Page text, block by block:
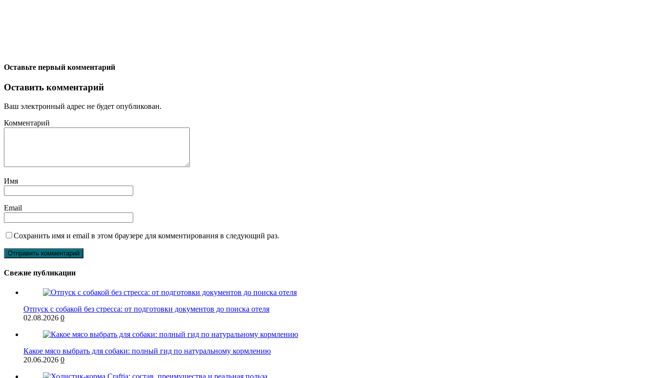
Оставьте первый комментарий
Оставить комментарий
Ваш электронный адрес не будет опубликован.
Комментарий
Имя
Email
Сохранить имя и email в этом браузере для комментирования в следующий раз.
Свежие публикации
Отпуск с собакой без стресса: от подготовки документов до поиска отеля
02.08.2026 0
Какое мясо выбрать для собаки: полный гид по натуральному кормлению
20.06.2026 0